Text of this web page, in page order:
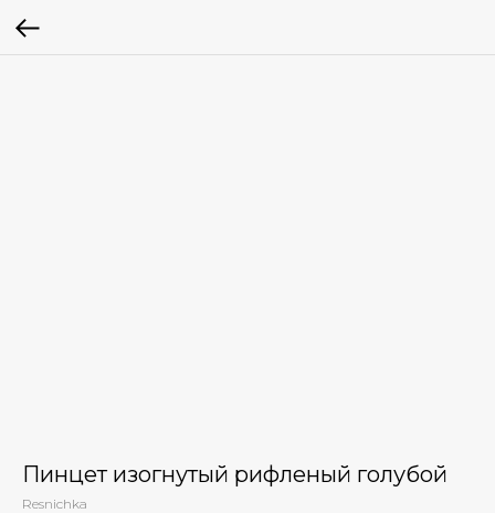
Пинцет изогнутый рифленый голубой
Resnichka